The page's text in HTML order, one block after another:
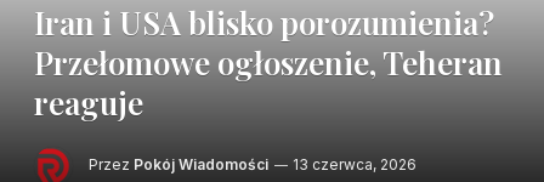
Iran i USA blisko porozumienia?
Przełomowe ogłoszenie, Teheran
reaguje
Przez Pokój Wiadomości 13 czerwca, 2026